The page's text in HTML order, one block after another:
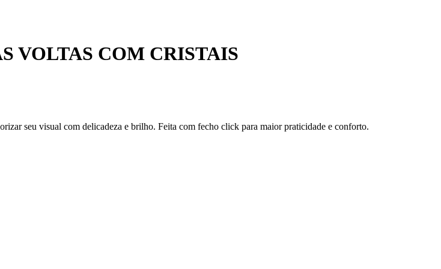
VOLTAS COM CRISTAIS
seu visual com delicadeza e brilho. Feita com fecho click para maior praticidade e conforto.